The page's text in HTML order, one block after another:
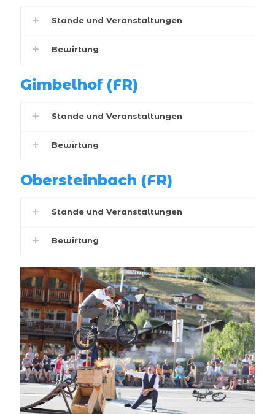
Stande und Veranstaltungen
Bewirtung
Gimbelhof (FR)
Stande und Veranstaltungen
Bewirtung
Obersteinbach (FR)
Stande und Veranstaltungen
Bewirtung